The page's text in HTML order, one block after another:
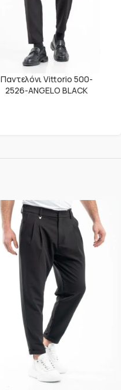
Παντελόνι Vittorio 500-
2526-ANGELO BLACK